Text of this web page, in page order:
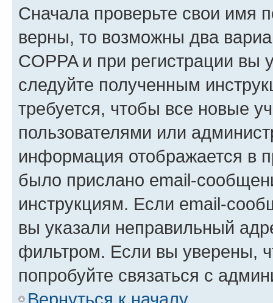
Сначала проверьте свои имя
верны, то возможны два
COPPA и при регистрации вы
следуйте полученным
требуется, чтобы все новые
пользователями или
информация отображается в
было прислано email-
инструкциям. Если email-
вы указали неправильный
фильтром. Если вы уверены,
попробуйте связаться с
Вернуться к началу